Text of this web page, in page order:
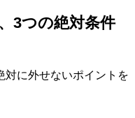
3つの絶対条件
対に外せないポイントを